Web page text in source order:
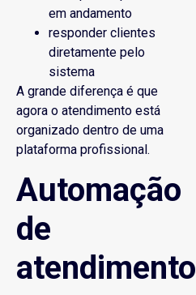
em andamento
responder clientes
diretamente pelo
sistema
A grande diferença é que
agora o atendimento está
organizado dentro de uma
plataforma profissional.
Automação
de
atendimento